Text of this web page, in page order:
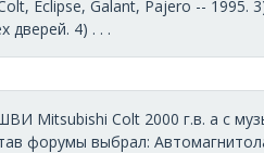
Eclipse, Galant, Pajero -- 1995.
4) . . .
Colt 2000 г.в. а с
форумы выбрал: